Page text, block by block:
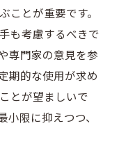
ことが重要です。
も考慮するべきで
専門家の意見を参
期的な使用が求め
とが望ましいで
限に抑えつつ、